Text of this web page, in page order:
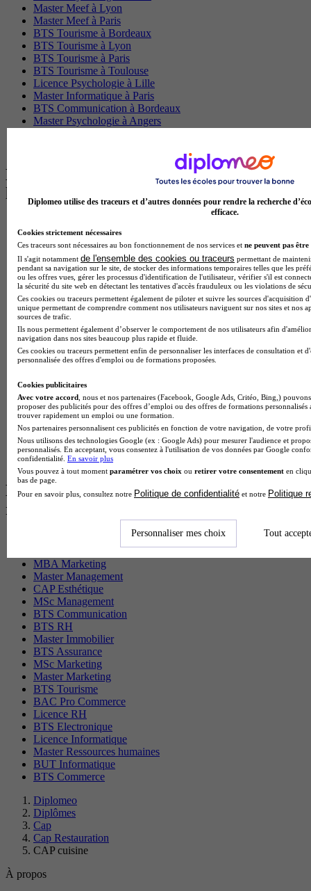
Master Meef à Lyon
Master Meef à Paris
BTS Tourisme à Bordeaux
BTS Tourisme à Lyon
BTS Tourisme à Paris
BTS Tourisme à Toulouse
Licence Psychologie à Lille
Master Informatique à Paris
BTS Communication à Bordeaux
Master Psychologie à Angers
Les intitulés de diplôme par alternance
les plus recherchés
BTS Dietetique en alternance
BTS Mco en alternance
BTS Pi en alternance
BTS Sp3s en alternance
Master CCA en alternance
BTS Ndrc en alternance
BTS Sam en alternance
Cap Fleuriste en alternance
BTS Sio en alternance
MSc Marketing Digital en alternance
BTS Gpme en alternance
BTS Gpn en alternance
BTS Domotique en alternance
BAC Pro Agora en alternance
BTS Sta en alternance
BTS Iris en alternance
BTS Tpl en alternance
BTS Ati en alternance
Les diplômes par filière les plus
recherchés
MBA Marketing
Master Management
CAP Esthétique
MSc Management
BTS Communication
BTS RH
Master Immobilier
BTS Assurance
MSc Marketing
Master Marketing
BTS Tourisme
BAC Pro Commerce
Licence RH
BTS Electronique
Licence Informatique
Master Ressources humaines
BUT Informatique
BTS Commerce
Diplomeo
Diplômes
Cap
Cap Restauration
CAP cuisine
À propos
Diplomeo utilise des traceurs et d’autres données pour rendre la recherche
efficace.
Cookies strictement nécessaires
Ces traceurs sont nécessaires au bon fonctionnement de nos services et ne peuvent pas être
Il s'agit notamment de l'ensemble des cookies ou traceurs permettant de
pendant sa navigation sur le site, de stocker des informations temporaires telles que les
ou les offres vues, gérer les processus d'identification de l'utilisateur, vérifier s'il est
la sécurité du site web en détectant les tentatives d'accès frauduleux ou les violations de
Ces cookies ou traceurs permettent également de piloter et suivre les sources d'acquisition
unique permettant de comprendre comment nos utilisateurs naviguent sur nos sites et nos
sources de trafic.
Ils nous permettent également d’observer le comportement de nos utilisateurs afin
navigation dans nos sites beaucoup plus rapide et fluide.
Ces cookies ou traceurs permettent enfin de personnaliser les interfaces de consultation et
personnalisée des offres d'emploi ou de formations proposées.
Cookies publicitaires
Avec votre accord , nous et nos partenaires (Facebook, Google Ads, Critéo, Bing,)
proposer des publicités pour des offres d’emploi ou des offres de formations
trouver rapidement un emploi ou une formation.
Nos partenaires personnalisent ces publicités en fonction de votre navigation, de votre
Nous utilisons des technologies Google (ex : Google Ads) pour mesurer l'audience et
personnalisés. En acceptant, vous consentez à l'utilisation de vos données par Google
confidentialité. En savoir plus
Vous pouvez à tout moment paramétrer vos choix ou retirer votre consentement en
bas de page.
Pour en savoir plus, consultez notre Politique de confidentialité et notre Politique
Personnaliser mes choix Tout